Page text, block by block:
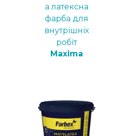
а латексна
фарба для
внутрішніх
робіт
Maxima